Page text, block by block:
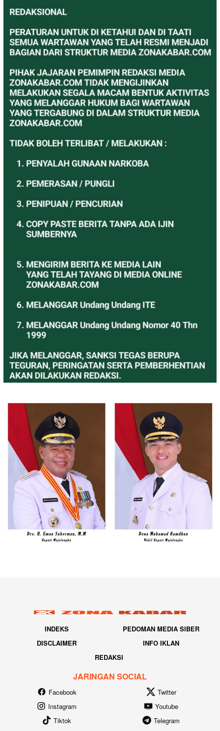
INDEKS
PEDOMAN MEDIA SIBER
DISCLAIMER
INFO IKLAN
REDAKSI
JARINGAN SOCIAL
Facebook
Twitter
Instagram
Youtube
Tiktok
Telegram